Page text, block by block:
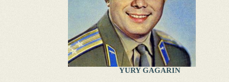
YURY GAGARIN